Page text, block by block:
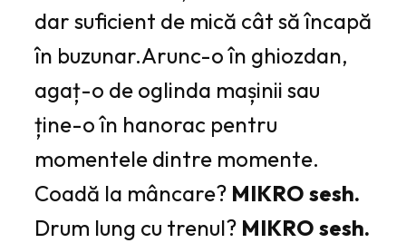
dar suficient de mică cât să încapă
în buzunar.Arunc-o în ghiozdan,
agaț-o de oglinda mașinii sau
ține-o în hanorac pentru
momentele dintre momente.
Coadă la mâncare? MIKRO sesh.
Drum lung cu trenul? MIKRO sesh.